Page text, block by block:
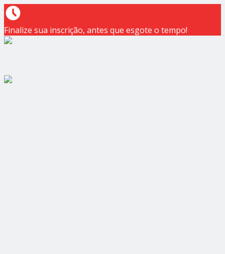
Finalize sua inscrição, antes que esgote o tempo!